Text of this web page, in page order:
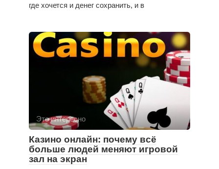
где хочется и денег сохранить, и в
Это интересно
Казино онлайн: почему всё
больше людей меняют игровой
зал на экран